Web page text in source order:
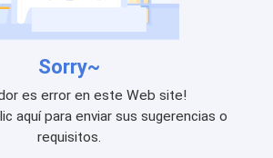
Sorry~
es error en este Web site!
aquí para enviar sus sugerencias o
requisitos.